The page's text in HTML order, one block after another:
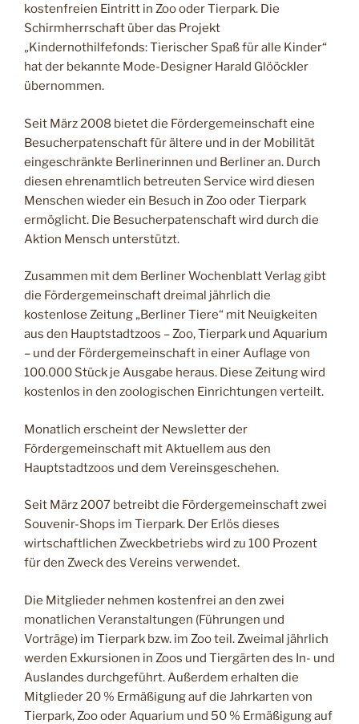
kostenfreien Eintritt in Zoo oder Tierpark. Die
Schirmherrschaft über das Projekt
„Kindernothilfefonds: Tierischer Spaß für alle Kinder“
hat der bekannte Mode-Designer Harald Glööckler
übernommen.
Seit März 2008 bietet die Fördergemeinschaft eine
Besucherpatenschaft für ältere und in der Mobilität
eingeschränkte Berlinerinnen und Berliner an. Durch
diesen ehrenamtlich betreuten Service wird diesen
Menschen wieder ein Besuch in Zoo oder Tierpark
ermöglicht. Die Besucherpatenschaft wird durch die
Aktion Mensch unterstützt.
Zusammen mit dem Berliner Wochenblatt Verlag gibt
die Fördergemeinschaft dreimal jährlich die
kostenlose Zeitung „Berliner Tiere“ mit Neuigkeiten
aus den Hauptstadtzoos – Zoo, Tierpark und Aquarium
– und der Fördergemeinschaft in einer Auflage von
100.000 Stück je Ausgabe heraus. Diese Zeitung wird
kostenlos in den zoologischen Einrichtungen verteilt.
Monatlich erscheint der Newsletter der
Fördergemeinschaft mit Aktuellem aus den
Hauptstadtzoos und dem Vereinsgeschehen.
Seit März 2007 betreibt die Fördergemeinschaft zwei
Souvenir-Shops im Tierpark. Der Erlös dieses
wirtschaftlichen Zweckbetriebs wird zu 100 Prozent
für den Zweck des Vereins verwendet.
Die Mitglieder nehmen kostenfrei an den zwei
monatlichen Veranstaltungen (Führungen und
Vorträge) im Tierpark bzw. im Zoo teil. Zweimal jährlich
werden Exkursionen in Zoos und Tiergärten des In- und
Auslandes durchgeführt. Außerdem erhalten die
Mitglieder 20 % Ermäßigung auf die Jahrkarten von
Tierpark, Zoo oder Aquarium und 50 % Ermäßigung auf